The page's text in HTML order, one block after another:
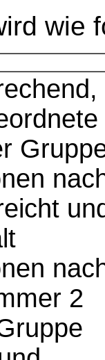
wie
2